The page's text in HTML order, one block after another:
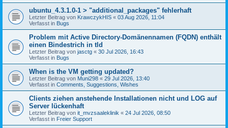
ubuntu_4.3.1.0-1 > "additional_packages" fehlerhaft
Letzter Beitrag von KrawczykHIS « 03 Aug 2026, 11:04
Verfasst in Bugs
Problem mit Active Directory-Domänennamen (FQDN) enthält
einen Bindestrich in tld
Letzter Beitrag von jasctg « 30 Jul 2026, 16:43
Verfasst in Bugs
When is the VM getting updated?
Letzter Beitrag von Muni298 « 29 Jul 2026, 13:40
Verfasst in Comments, Suggestions, Wishes
Clients ziehen anstehende Installationen nicht und LOG auf
Server lückenhaft
Letzter Beitrag von it_mvzsaaleklinik « 24 Jul 2026, 08:50
Verfasst in Freier Support